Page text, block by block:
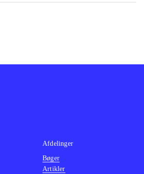
Afdelinger
Bøger
Artikler